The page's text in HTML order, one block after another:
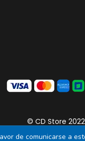
de comunicarse a
© CD Store